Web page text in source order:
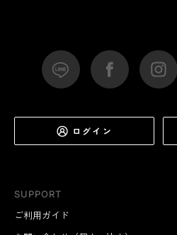
SUPPORT
ご利用ガイド
ログイン